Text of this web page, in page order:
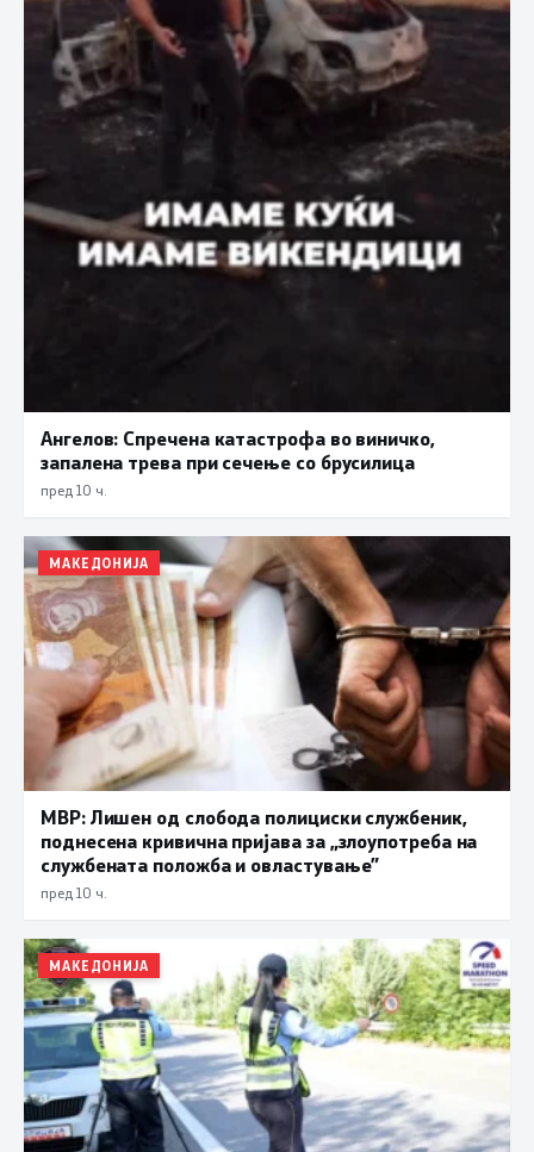
Ангелов: Спречена катастрофа во виничко,
запалена трева при сечење со брусилица
пред 10 ч.
МАКЕДОНИЈА
МВР: Лишен од слобода полициски службеник,
поднесена кривична пријава за „злоупотреба на
службената положба и овластување”
пред 10 ч.
МАКЕДОНИЈА